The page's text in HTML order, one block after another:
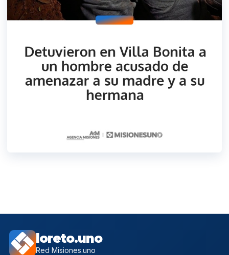
loreto.uno
Red Misiones.uno